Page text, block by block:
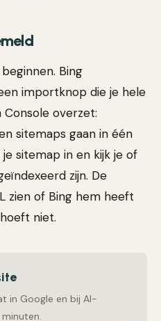
Bing
importknop die je hele
overzet:
sitemaps gaan in één
sitemap in en kijk je of
zijn. De
zien of Bing hem heeft
niet.
in Google en bij AI-